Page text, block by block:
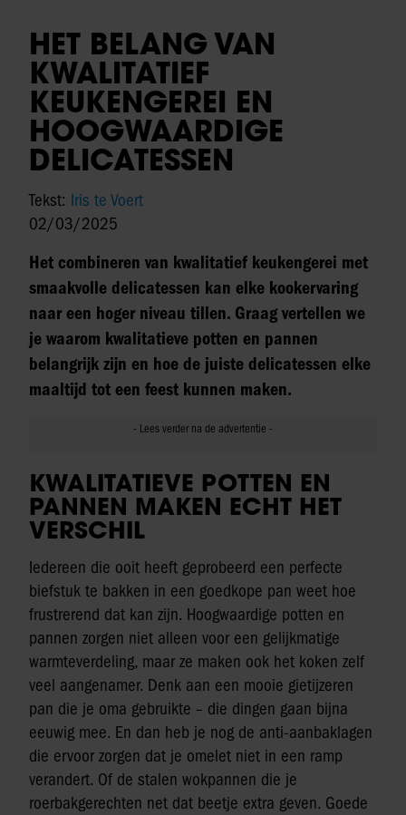
HET BELANG VAN
KWALITATIEF
KEUKENGEREI EN
HOOGWAARDIGE
DELICATESSEN
Tekst: Iris te Voert
02/03/2025
Het combineren van kwalitatief keukengerei met
smaakvolle delicatessen kan elke kookervaring
naar een hoger niveau tillen. Graag vertellen we
je waarom kwalitatieve potten en pannen
belangrijk zijn en hoe de juiste delicatessen elke
maaltijd tot een feest kunnen maken.
KWALITATIEVE POTTEN EN
PANNEN MAKEN ECHT HET
VERSCHIL
Iedereen die ooit heeft geprobeerd een perfecte
biefstuk te bakken in een goedkope pan weet hoe
frustrerend dat kan zijn. Hoogwaardige potten en
pannen zorgen niet alleen voor een gelijkmatige
warmteverdeling, maar ze maken ook het koken zelf
veel aangenamer. Denk aan een mooie gietijzeren
pan die je oma gebruikte – die dingen gaan bijna
eeuwig mee. En dan heb je nog de anti-aanbaklagen
die ervoor zorgen dat je omelet niet in een ramp
verandert. Of de stalen wokpannen die je
roerbakgerechten net dat beetje extra geven. Goede